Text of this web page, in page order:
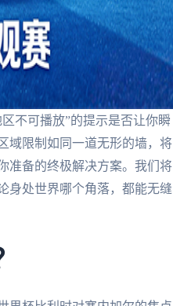
不可播放”的提示是否让你瞬
域限制如同一道无形的墙，将
准备的终极解决方案。我们将
身处世界哪个角落，都能无缝